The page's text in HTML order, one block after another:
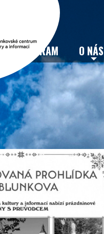
PROGRAM O NÁS